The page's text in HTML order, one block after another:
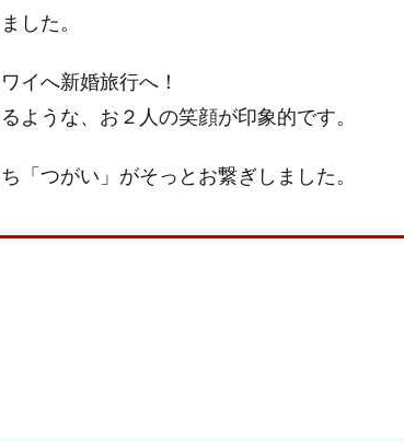
した。
イへ新婚旅行へ！
ような、お２人の笑顔が印象的です。
「つがい」がそっとお繋ぎしました。